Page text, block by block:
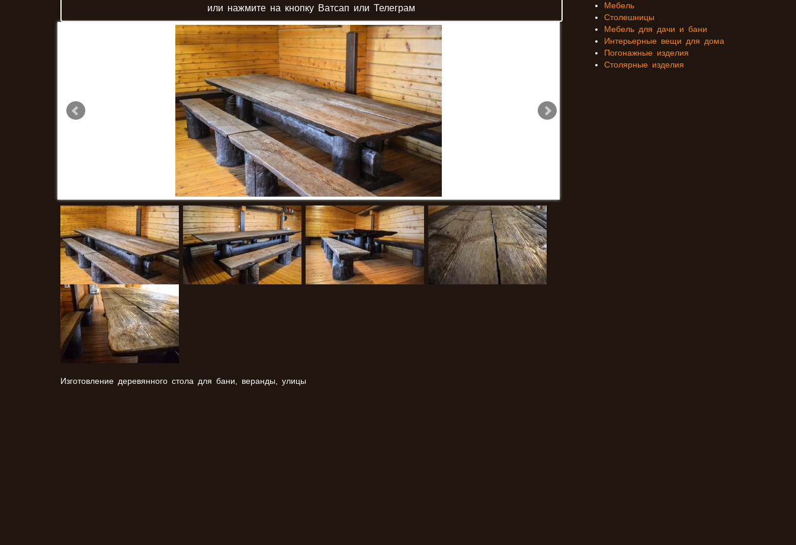
или нажмите на кнопку Ватсап или Телеграм
Изготовление деревянного стола для бани, веранды, улицы
Мебель
Столешницы
Мебель для дачи и бани
Интерьерные вещи для дома
Погонажные изделия
Столярные изделия